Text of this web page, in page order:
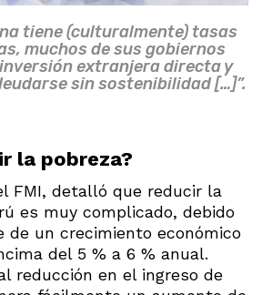
tiene (culturalmente) tasas
muchos de sus gobiernos
extranjera directa y
sin sostenibilidad […]”.
la pobreza?
FMI, detalló que reducir la
es muy complicado, debido
de un crecimiento económico
del 5 % a 6 % anual.
reducción en el ingreso de